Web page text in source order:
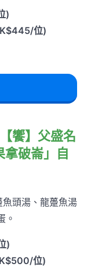
)
位)
饗】父盛名
拿破崙」自
頭湯、龍躉魚湯
。
)
位)